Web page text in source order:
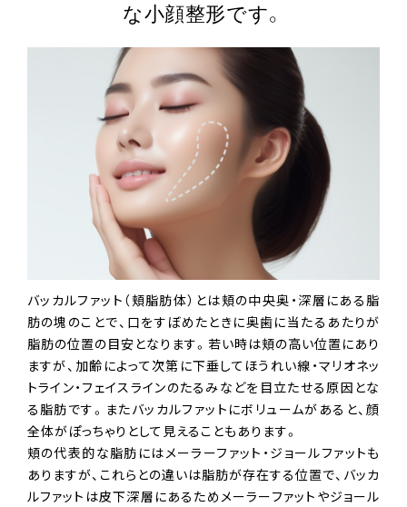
な小顔整形です。
バッカルファット（頬脂肪体）とは頬の中央奥・深層にある脂
肪の塊のことで、口をすぼめたときに奥歯に当たるあたりが
脂肪の位置の目安となります。若い時は頬の高い位置にあり
ますが、加齢によって次第に下垂してほうれい線・マリオネッ
トライン・フェイスラインのたるみなどを目立たせる原因とな
る脂肪です。またバッカルファットにボリュームがあると、顔
全体がぽっちゃりとして見えることもあります。
頬の代表的な脂肪にはメーラーファット・ジョールファットも
ありますが、これらとの違いは脂肪が存在する位置で、バッカ
ルファットは皮下深層にあるためメーラーファットやジョール